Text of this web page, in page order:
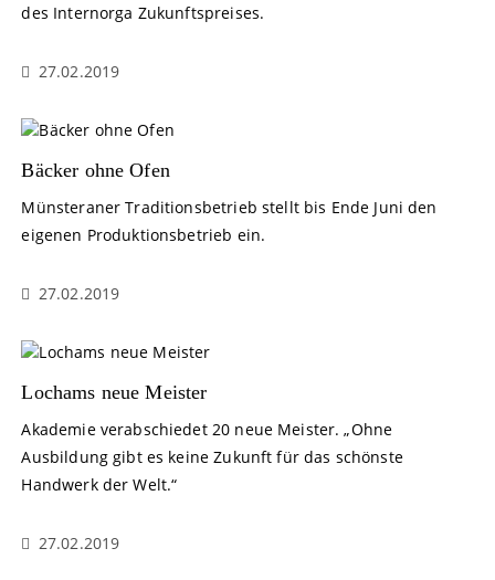
des Internorga Zukunftspreises.
27.02.2019
Bäcker ohne Ofen
Münsteraner Traditionsbetrieb stellt bis Ende Juni den
eigenen Produktionsbetrieb ein.
27.02.2019
Lochams neue Meister
Akademie verabschiedet 20 neue Meister. „Ohne
Ausbildung gibt es keine Zukunft für das schönste
Handwerk der Welt.“
27.02.2019